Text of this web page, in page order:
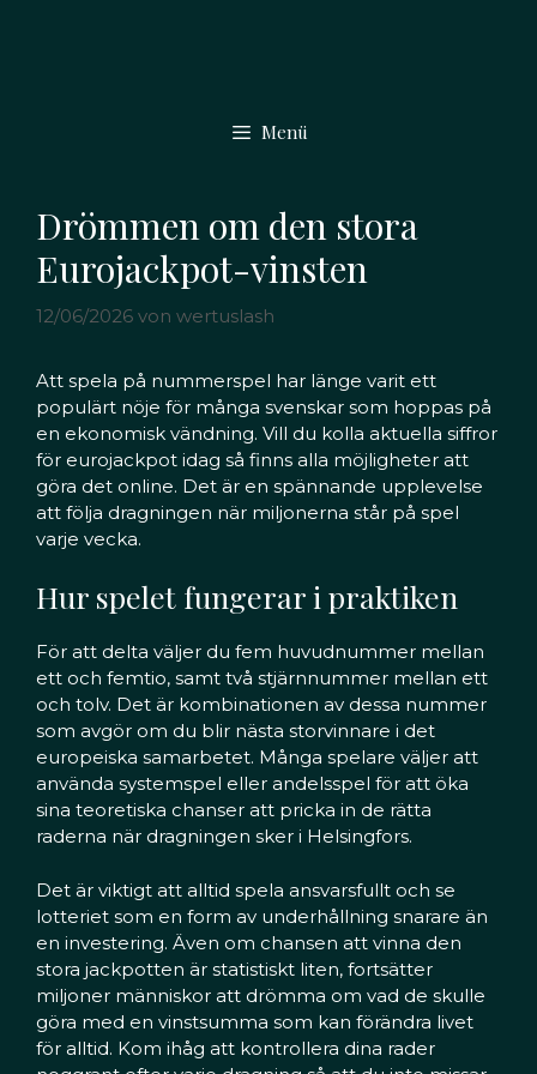
Menü
Drömmen om den stora
Eurojackpot-vinsten
12/06/2026 von wertuslash
Att spela på nummerspel har länge varit ett
populärt nöje för många svenskar som hoppas på
en ekonomisk vändning. Vill du kolla aktuella siffror
för eurojackpot idag så finns alla möjligheter att
göra det online. Det är en spännande upplevelse
att följa dragningen när miljonerna står på spel
varje vecka.
Hur spelet fungerar i praktiken
För att delta väljer du fem huvudnummer mellan
ett och femtio, samt två stjärnnummer mellan ett
och tolv. Det är kombinationen av dessa nummer
som avgör om du blir nästa storvinnare i det
europeiska samarbetet. Många spelare väljer att
använda systemspel eller andelsspel för att öka
sina teoretiska chanser att pricka in de rätta
raderna när dragningen sker i Helsingfors.
Det är viktigt att alltid spela ansvarsfullt och se
lotteriet som en form av underhållning snarare än
en investering. Även om chansen att vinna den
stora jackpotten är statistiskt liten, fortsätter
miljoner människor att drömma om vad de skulle
göra med en vinstsumma som kan förändra livet
för alltid. Kom ihåg att kontrollera dina rader